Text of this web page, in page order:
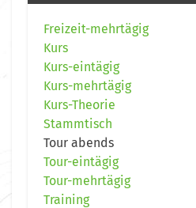
Freizeit-mehrtägig
Kurs
Kurs-eintägig
Kurs-mehrtägig
Kurs-Theorie
Stammtisch
Tour abends
Tour-eintägig
Tour-mehrtägig
Training